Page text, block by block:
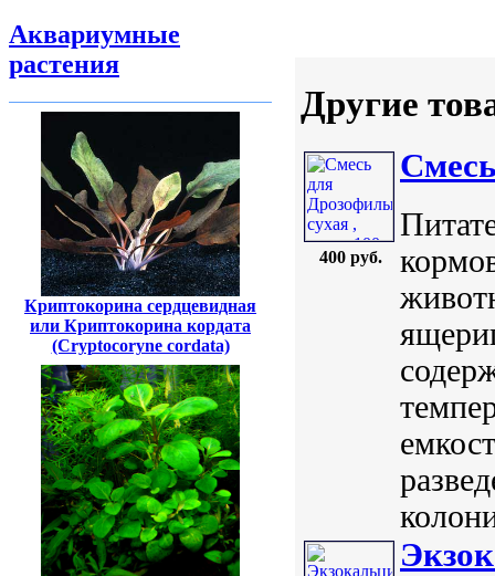
Аквариумные
растения
Криптокорина сердцевидная
или Криптокорина кордата
(Cryptocoryne cordata)
Другие
400 руб.